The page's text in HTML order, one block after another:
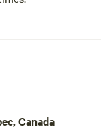
Canada